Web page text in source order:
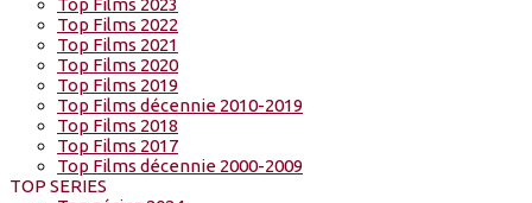
Top Films 2023
Top Films 2022
Top Films 2021
Top Films 2020
Top Films 2019
Top Films décennie 2010-2019
Top Films 2018
Top Films 2017
Top Films décennie 2000-2009
TOP SERIES